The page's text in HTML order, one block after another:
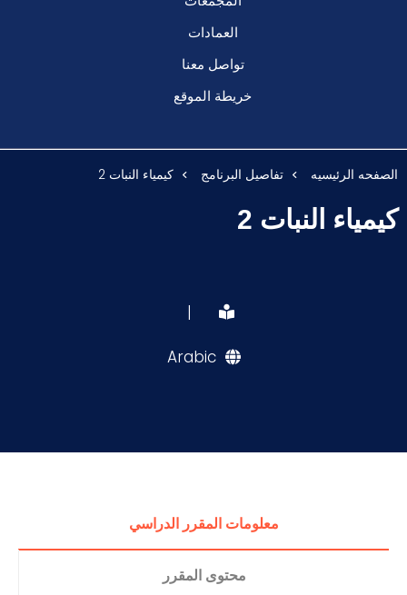
العمادات
تواصل معنا
خريطة الموقع
الصفحه الرئيسيه تفاصيل البرنامج كيمياء النبات 2
كيمياء النبات 2
|
Arabic
معلومات المقرر الدراسي
محتوى المقرر